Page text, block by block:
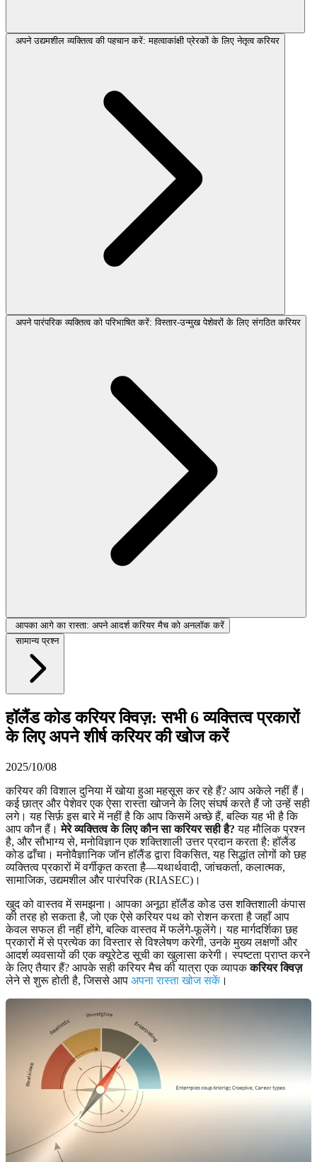
अपने उद्यमशील व्यक्तित्व की पहचान करें: महत्वाकांक्षी प्रेरकों के लिए नेतृत्व करियर
अपने पारंपरिक व्यक्तित्व को परिभाषित करें: विस्तार-उन्मुख पेशेवरों के लिए संगठित करियर
आपका आगे का रास्ता: अपने आदर्श करियर मैच को अनलॉक करें
सामान्य प्रश्न
हॉलैंड कोड करियर क्विज़: सभी 6 व्यक्तित्व प्रकारों
के लिए अपने शीर्ष करियर की खोज करें
2025/10/08
करियर की विशाल दुनिया में खोया हुआ महसूस कर रहे हैं? आप अकेले नहीं हैं।
कई छात्र और पेशेवर एक ऐसा रास्ता खोजने के लिए संघर्ष करते हैं जो उन्हें सही
लगे। यह सिर्फ़ इस बारे में नहीं है कि आप किसमें अच्छे हैं, बल्कि यह भी है कि
आप कौन हैं।मेरे व्यक्तित्व के लिए कौन सा करियर सही है? यह मौलिक प्रश्न
है, और सौभाग्य से, मनोविज्ञान एक शक्तिशाली उत्तर प्रदान करता है: हॉलैंड
कोड ढाँचा। मनोवैज्ञानिक जॉन हॉलैंड द्वारा विकसित, यह सिद्धांत लोगों को छह
व्यक्तित्व प्रकारों में वर्गीकृत करता है—यथार्थवादी, जांचकर्ता, कलात्मक,
सामाजिक, उद्यमशील और पारंपरिक (RIASEC)।
खुद को वास्तव में समझना। आपका अनूठा हॉलैंड कोड उस शक्तिशाली कंपास
की तरह हो सकता है, जो एक ऐसे करियर पथ को रोशन करता है जहाँ आप
केवल सफल ही नहीं होंगे, बल्कि वास्तव में फलेंगे-फूलेंगे। यह मार्गदर्शिका छह
प्रकारों में से प्रत्येक का विस्तार से विश्लेषण करेगी, उनके मुख्य लक्षणों और
आदर्श व्यवसायों की एक क्यूरेटेड सूची का खुलासा करेगी। स्पष्टता प्राप्त करने
के लिए तैयार हैं? आपके सही करियर मैच की यात्रा एक व्यापककरियर क्विज़
लेने से शुरू होती है, जिससे आप अपना रास्ता खोज सकें।